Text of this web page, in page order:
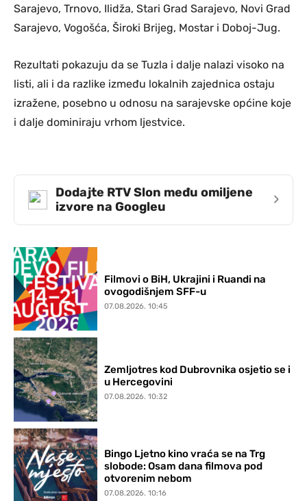
Sarajevo, Trnovo, Ilidža, Stari Grad Sarajevo, Novi Grad
Sarajevo, Vogošća, Široki Brijeg, Mostar i Doboj-Jug.
Rezultati pokazuju da se Tuzla i dalje nalazi visoko na
listi, ali i da razlike između lokalnih zajednica ostaju
izražene, posebno u odnosu na sarajevske općine koje
i dalje dominiraju vrhom ljestvice.
Dodajte RTV Slon među omiljene
izvore na Googleu
›
Filmovi o BiH, Ukrajini i Ruandi na
ovogodišnjem SFF-u
07.08.2026. 10:45
Zemljotres kod Dubrovnika osjetio se i
u Hercegovini
07.08.2026. 10:32
Bingo Ljetno kino vraća se na Trg
slobode: Osam dana filmova pod
otvorenim nebom
07.08.2026. 10:16